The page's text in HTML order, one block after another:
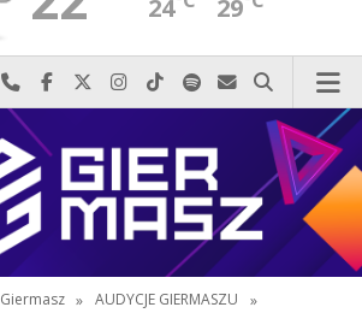
24 29
Najlepiej po prostu do nas zadzwoń
Odwiedź nas na Facebook-u
Odwiedź nas na X
Odwiedź nas na Instagram-ie
Odwiedź nas na TikTok-u
Szukaj nas na Spotify
Wyślij do nas
Szukaj
Giermasz » AUDYCJE GIERMASZU
»